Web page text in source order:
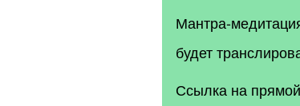
Мантра-
будет
Ссылка на